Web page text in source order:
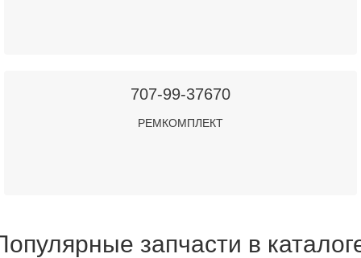
707-99-37670
РЕМКОМПЛЕКТ
запчасти в